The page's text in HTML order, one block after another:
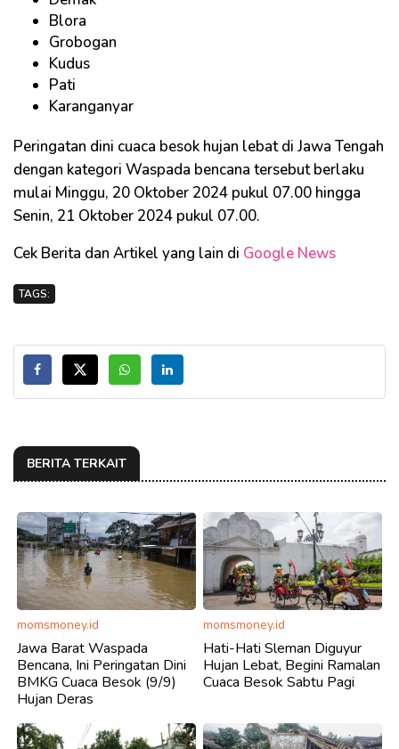
Blora
Grobogan
Kudus
Pati
Karanganyar
Peringatan dini cuaca besok hujan lebat di Jawa Tengah
dengan kategori Waspada bencana tersebut berlaku
mulai Minggu, 20 Oktober 2024 pukul 07.00 hingga
Senin, 21 Oktober 2024 pukul 07.00.
Cek Berita dan Artikel yang lain di Google News
TAGS:
BERITA TERKAIT
momsmoney.id
Jawa Barat Waspada
Bencana, Ini Peringatan Dini
BMKG Cuaca Besok (9/9)
Hujan Deras
momsmoney.id
Hati-Hati Sleman Diguyur
Hujan Lebat, Begini Ramalan
Cuaca Besok Sabtu Pagi